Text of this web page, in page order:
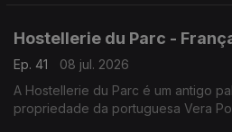
Hostellerie du Parc -
Ep. 41
08 jul. 2026
A Hostellerie du Parc é um antigo
propriedade da portuguesa Vera